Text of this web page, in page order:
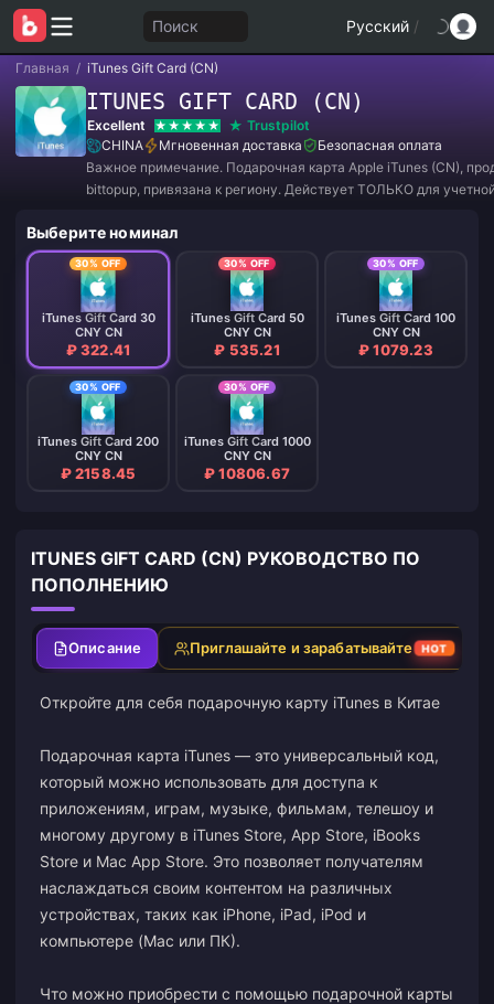
Поиск Русский /
Главная / iTunes Gift Card (CN)
ITUNES GIFT CARD (CN)
Excellent
Trustpilot
CHINA
Мгновенная доставка
Безопасная оплата
Важное примечание. Подарочная карта Apple iTunes (CN),
bittopup, привязана к региону. Действует ТОЛЬКО для
** Каждый пользователь может активировать только один (1)
получения бесплатного кода при покупке. Уи
Выберите номинал
30% OFF
iTunes Gift Card 30
CNY CN
₽ 322.41
30% OFF
iTunes Gift Card 50
CNY CN
₽ 535.21
30% OFF
iTunes Gift Card 100
CNY CN
₽ 1079.23
30% OFF
iTunes Gift Card 200
CNY CN
₽ 2158.45
30% OFF
iTunes Gift Card 1000
CNY CN
₽ 10806.67
ITUNES GIFT CARD (CN) РУКОВОДСТВО ПО
ПОПОЛНЕНИЮ
Описание Приглашайте и зарабатывайте HOT
Откройте для себя подарочную карту iTunes в Китае
Подарочная карта iTunes — это универсальный код,
который можно использовать для доступа к
приложениям, играм, музыке, фильмам, телешоу и
многому другому в iTunes Store, App Store, iBooks
Store и Mac App Store. Это позволяет получателям
наслаждаться своим контентом на различных
устройствах, таких как iPhone, iPad, iPod и
компьютере (Mac или ПК).
Что можно приобрести с помощью подарочной карты